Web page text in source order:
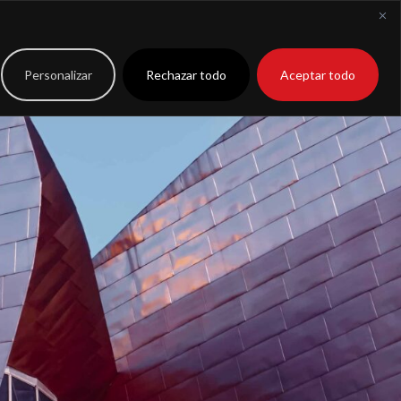
Personalizar Rechazar todo Aceptar todo